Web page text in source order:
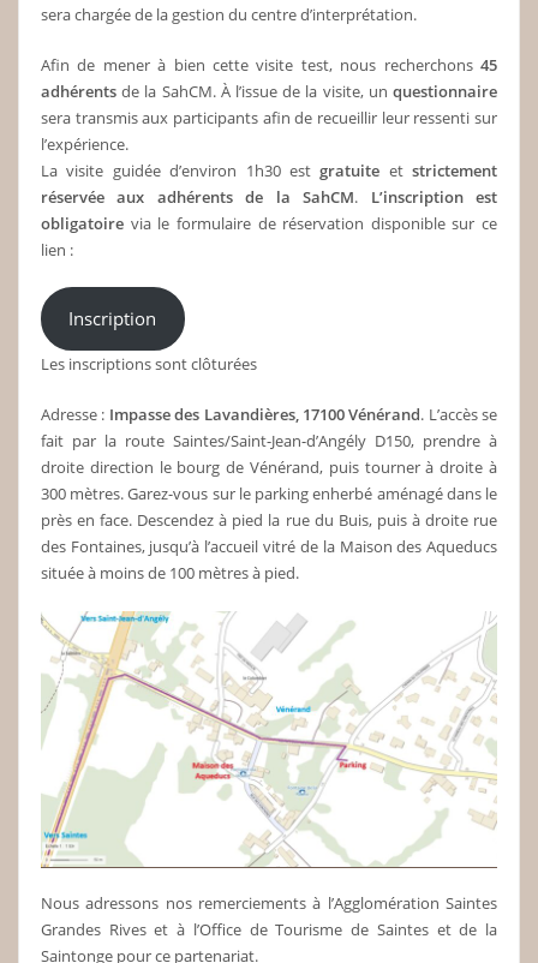
sera chargée de la gestion du centre d’interprétation.
Afin de mener à bien cette visite test, nous recherchons45
adhérentsde la SahCM. À l’issue de la visite, unquestionnaire
sera transmis aux participants afin de recueillir leur ressenti sur
l’expérience.
La visite guidée d’environ 1h30 estgratuite etstrictement
réservée aux adhérents de la SahCM. L’inscription est
obligatoirevia le formulaire de réservation disponible sur ce
lien :
Inscription
Les inscriptions sont clôturées
Adresse : Impasse des Lavandières, 17100 Vénérand. L’accès se
fait par la route Saintes/Saint-Jean-d’Angély D150, prendre à
droite direction le bourg de Vénérand, puis tourner à droite à
300 mètres. Garez-vous sur le parking enherbé aménagé dans le
près en face. Descendez à pied la rue du Buis, puis à droite rue
des Fontaines, jusqu’à l’accueil vitré de la Maison des Aqueducs
située à moins de 100 mètres à pied.
Nous adressons nos remerciements à l’Agglomération Saintes
Grandes Rives et à l’Office de Tourisme de Saintes et de la
Saintonge pour ce partenariat.